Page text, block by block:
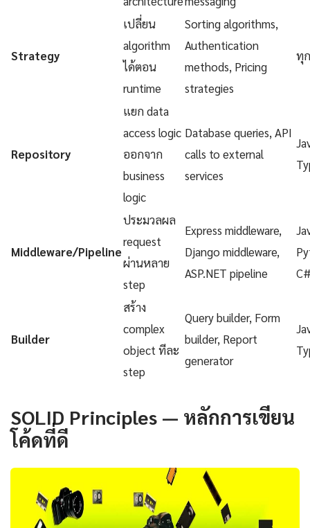
Strategy
เปลี่ยน
algorithm
ได้ตอน
runtime
Sorting algorithms,
Authentication
methods, Pricing
strategies
ทุ
Repository
แยก data
access logic
ออกจาก
business
logic
Database queries, API
calls to external
services
Middleware/Pipeline
ประมวลผล
request
ผ่านหลาย
step
Express middleware,
Django middleware,
ASP.NET pipeline
Builder
สร้าง
complex
object ทีละ
step
Query builder, Form
builder, Report
generator
SOLID Principles — หลักการเขียน
โค้ดที่ดี